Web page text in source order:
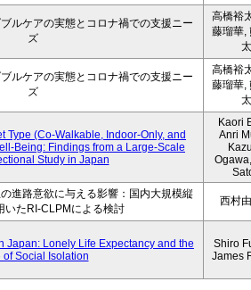
ルケアの実態とコロナ禍での支援ニー
ズ
高橋裕
藤瑠華,
太
ルケアの実態とコロナ禍での支援ニー
ズ
高橋裕
藤瑠華,
太
Type (Co-Walkable, Indoor-Only, and
Being: Findings from a Large-Scale
Study in Japan
Kaori
Anri
進路意欲に与える影響：国内大規模縦
いたRI-CLPMによる検討
西村
Japan: Lonely Life Expectancy and the
of Social Isolation
Shiro
James